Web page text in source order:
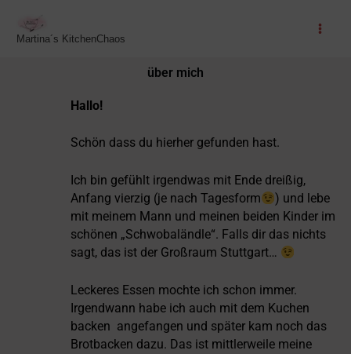
Inhalt
springen
Martina´s KitchenChaos
über mich
Hallo!
Schön dass du hierher gefunden hast.
Ich bin gefühlt irgendwas mit Ende dreißig,
Anfang vierzig (je nach Tagesform
) und lebe
mit meinem Mann und meinen beiden Kinder im
schönen „Schwobaländle“. Falls dir das nichts
sagt, das ist der Großraum Stuttgart…
Leckeres Essen mochte ich schon immer.
Irgendwann habe ich auch mit dem Kuchen
backen angefangen und später kam noch das
Brotbacken dazu. Das ist mittlerweile meine